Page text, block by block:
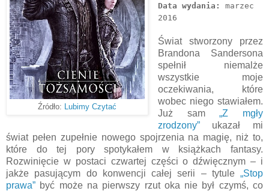
Źródło: Lubimy Czytać
Data wydania:
marzec
2016
Świat stworzony przez
Brandona Sandersona
spełnił niemalże
wszystkie moje
oczekiwania, które
wobec niego stawiałem.
Już sam„Z mgły
zrodzony”ukazał mi
świat pełen zupełnie nowego spojrzenia na magię, niż to,
które do tej pory spotykałem w książkach fantasy.
Rozwinięcie w postaci czwartej części o dźwięcznym – i
jakże pasującym do konwencji całej serii – tytule „Stop
prawa” być może na pierwszy rzut oka nie był czymś, co